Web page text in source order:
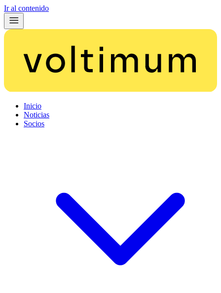
Ir al contenido
Inicio
Noticias
Socios